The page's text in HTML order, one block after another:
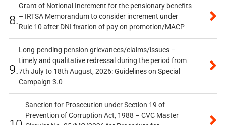
8.
Grant of Notional Increment for the pensionary benefits
– IRTSA Memorandum to consider increment under
Rule 10 after DNI fixation of pay on promotion/MACP
9.
Long-pending pension grievances/claims/issues –
timely and qualitative redressal during the period from
7th July to 18th August, 2026: Guidelines on Special
Campaign 3.0
Sanction for Prosecution under Section 19 of
Prevention of Corruption Act, 1988 – CVC Master